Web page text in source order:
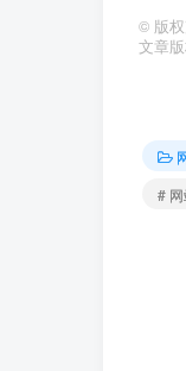
© 版
文章
#